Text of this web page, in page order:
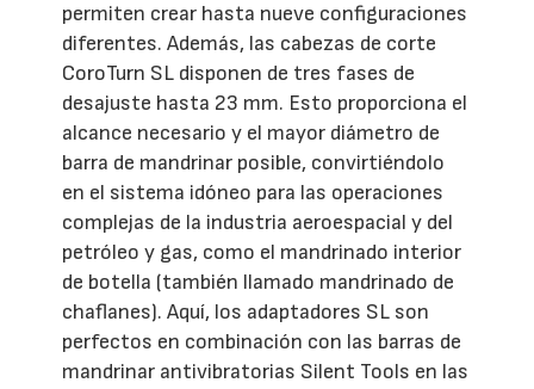
permiten crear hasta nueve configuraciones
diferentes. Además, las cabezas de corte
CoroTurn SL disponen de tres fases de
desajuste hasta 23 mm. Esto proporciona el
alcance necesario y el mayor diámetro de
barra de mandrinar posible, convirtiéndolo
en el sistema idóneo para las operaciones
complejas de la industria aeroespacial y del
petróleo y gas, como el mandrinado interior
de botella (también llamado mandrinado de
chaflanes). Aquí, los adaptadores SL son
perfectos en combinación con las barras de
mandrinar antivibratorias Silent Tools en las